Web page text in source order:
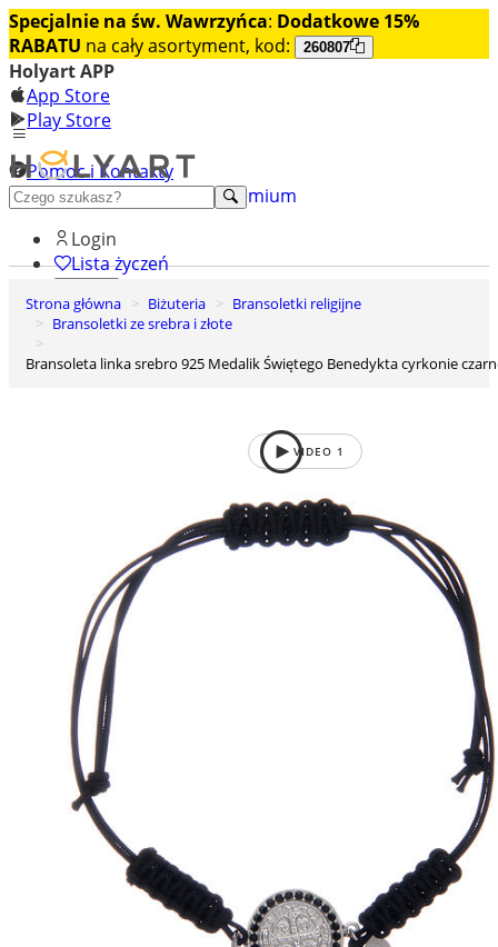
Specjalnie na św. Wawrzyńca: Dodatkowe 15%
RABATU na cały asortyment, kod: 260807
Holyart APP
App Store
Play Store
Pomoc i Kontakty
+48 222 922 860
Odkryj premium
Login
Lista życzeń
0
Koszyk
Strona główna Biżuteria
Bransoletki religijne
Bransoletki ze srebra i złote
Bransoleta linka srebro 925 Medalik Świętego Benedykta cyrkonie
VIDEO 1